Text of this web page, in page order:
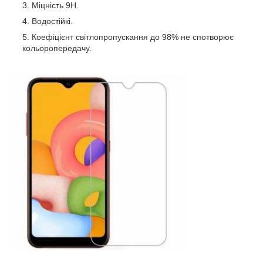
Міцність 9Н.
Водостійкі.
Коефіцієнт світлопропускання до 98% не спотворює
кольоропередачу.